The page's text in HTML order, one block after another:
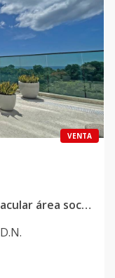
VENTA
Impresionante torre con espectacular área social en la Anacaona